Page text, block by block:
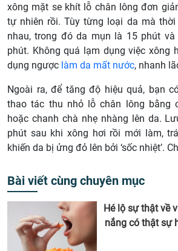
xông mặt se khít lỗ chân lông đơn
tự nhiên rồi. Tùy từng loại da mà
nhau, trong đó da mụn là 15 phút
phút. Không quá lạm dụng việc xông
dụng ngược làm da mất nước, nhanh
Ngoài ra, để tăng độ hiệu quả, bạn
thao tác thu nhỏ lỗ chân lông bằng
hoặc chanh chà nhẹ nhàng lên da.
phút sau khi xông hơi rồi mới làm,
khiến da bị ửng đỏ lên bởi ‘sốc nhiệt’.
Bài viết cùng chuyên mục
Hé lộ sự thật về
nắng có thật sự